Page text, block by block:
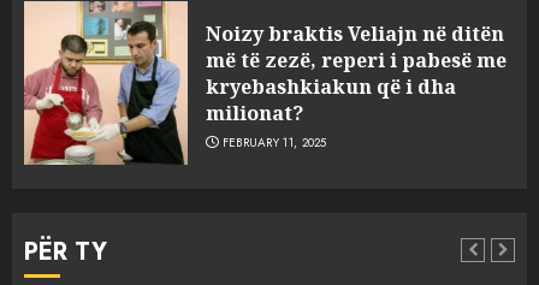
Noizy braktis Veliajn në ditën
më të zezë, reperi i pabesë me
kryebashkiakun që i dha
milionat?
FEBRUARY 11, 2025
PËR TY
3
sulmuan “One Albania”,
ngjarja u fsheh. A u vodhën
serverat?
MARCH 25, 2025